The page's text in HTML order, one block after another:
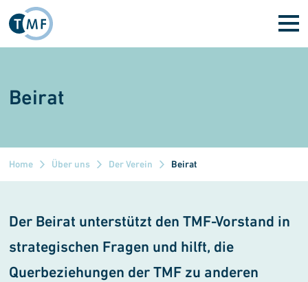
Direkt zum Inhalt
Beirat
Home Über uns Der Verein Beirat
Der Beirat unterstützt den TMF-Vorstand in
strategischen Fragen und hilft, die
Querbeziehungen der TMF zu anderen